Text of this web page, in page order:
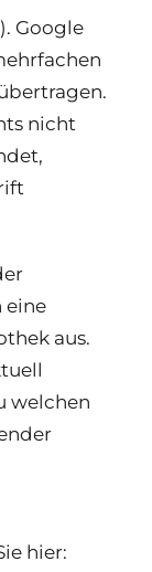
). Google
nicht
eine
aus.
welchen
hier: